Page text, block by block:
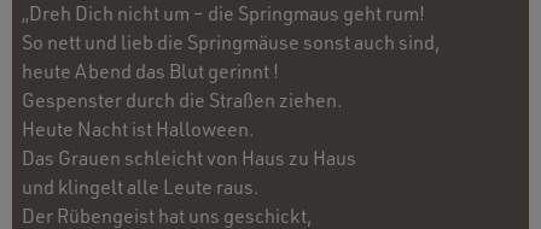
„Dreh Dich nicht um – die Springmaus geht rum!
So nett und lieb die Springmäuse sonst auch sind,
heute Abend das Blut gerinnt !
Gespenster durch die Straßen ziehen.
Heute Nacht ist Halloween.
Das Grauen schleicht von Haus zu Haus
und klingelt alle Leute raus.
Der Rübengeist hat uns geschickt,